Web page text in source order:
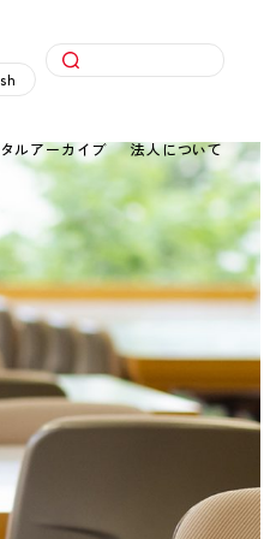
検索
ルアーカイブ 法人について